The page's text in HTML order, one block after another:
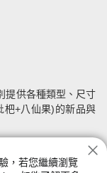
提供各種類型、尺寸
杷+八仙果)的新品與
，若您繼續瀏覽